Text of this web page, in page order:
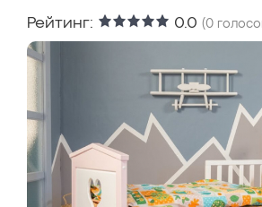
Рейтинг: 0.0 (0